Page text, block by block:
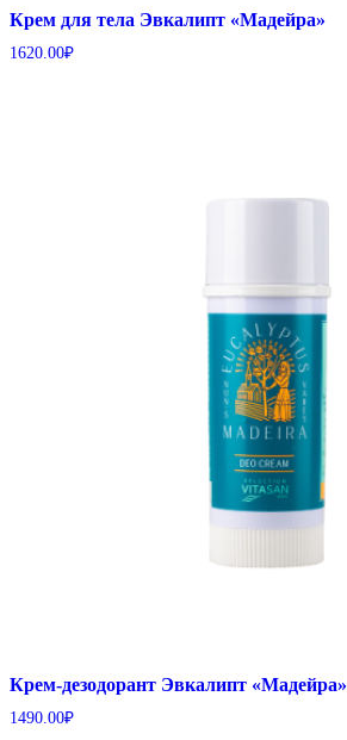
Крем для тела Эвкалипт «Мадейра»
1620.00₽
Крем-дезодорант Эвкалипт «Мадейра»
1490.00₽